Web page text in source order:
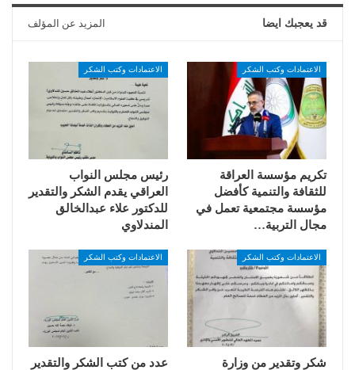
قد يعجبك ايضا المزيد عن المؤلف
الاعتمادات وكتب الشكر
تكريم مؤسسة العراقة
للثقافة والتنمية كأفضل
مؤسسة مجتمعية تعمل في
مجال التربية…
الاعتمادات وكتب الشكر
رئيس مجلس النواب
العراقي يقدم الشكر والتقدير
للدكتور علاء عبدالخالق
المندلاوي
الاعتمادات وكتب الشكر
شكر وتقدير من وزارة
الاعتمادات وكتب الشكر
عدد من كتب الشكر والتقدير